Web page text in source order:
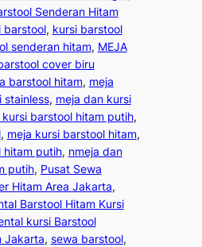
Senderan Hitam
barstool, kursi barstool
senderan hitam, MEJA
cover biru
barstool hitam, meja
stainless, meja dan kursi
kursi barstool hitam putih
, meja kursi barstool hitam
hitam putih, nmeja dan
putih, Pusat Sewa
Hitam Area Jakarta
Barstool Hitam Kursi
kursi Barstool
Jakarta, sewa barstool